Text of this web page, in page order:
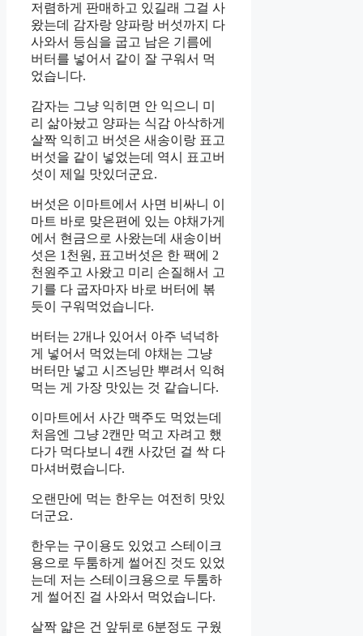
저렴하게 판매하고 있길래 그걸 사
왔는데 감자랑 양파랑 버섯까지 다
사와서 등심을 굽고 남은 기름에
버터를 넣어서 같이 잘 구워서 먹
었습니다.
감자는 그냥 익히면 안 익으니 미
리 삶아놨고 양파는 식감 아삭하게
살짝 익히고 버섯은 새송이랑 표고
버섯을 같이 넣었는데 역시 표고버
섯이 제일 맛있더군요.
버섯은 이마트에서 사면 비싸니 이
마트 바로 맞은편에 있는 야채가게
에서 현금으로 사왔는데 새송이버
섯은 1천원, 표고버섯은 한 팩에 2
천원주고 사왔고 미리 손질해서 고
기를 다 굽자마자 바로 버터에 볶
듯이 구워먹었습니다.
버터는 2개나 있어서 아주 넉넉하
게 넣어서 먹었는데 야채는 그냥
버터만 넣고 시즈닝만 뿌려서 익혀
먹는 게 가장 맛있는 것 같습니다.
이마트에서 사간 맥주도 먹었는데
처음엔 그냥 2캔만 먹고 자려고 했
다가 먹다보니 4캔 사갔던 걸 싹 다
마셔버렸습니다.
오랜만에 먹는 한우는 여전히 맛있
더군요.
한우는 구이용도 있었고 스테이크
용으로 두툼하게 썰어진 것도 있었
는데 저는 스테이크용으로 두툼하
게 썰어진 걸 사와서 먹었습니다.
살짝 얇은 건 앞뒤로 6분정도 구웠